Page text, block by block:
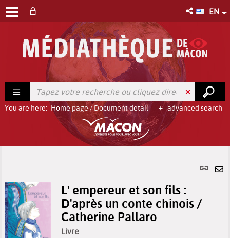
EN
advanced search
You are here: Home page/Document detail
link
L' empereur et son fils :
D'après un conte chinois /
Catherine Pallaro
Livre